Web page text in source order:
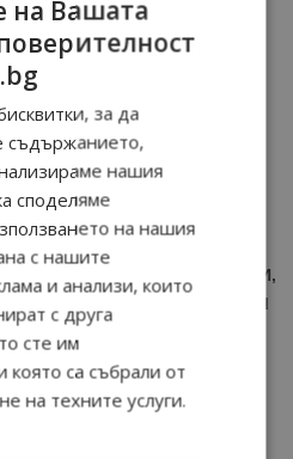
– Пловдив и Община
„Годишната програма за
Пловдив за 2026 г.“
НА АВИОКОМПАНИИ,
- ПРИСЪЕДИНЕТЕ СЕ КЪМ
-
новини в
на Вашата
за да
съдържанието,
нашия
споделяме
на нашия
с нашите
и анализи, които
с друга
сте им
която са събрали от
на техните услуги.